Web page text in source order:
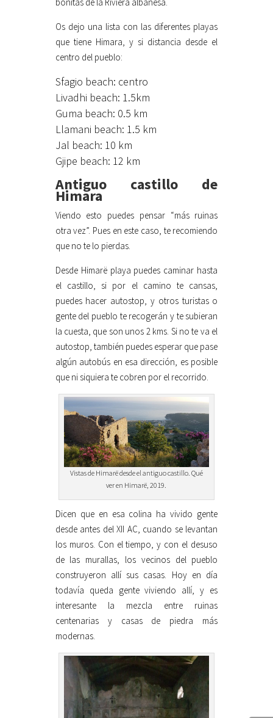
Os dejo una lista con las diferentes playas
que tiene Himara, y si distancia desde el
centro del pueblo:
Sfagio beach: centro
Livadhi beach: 1.5km
Guma beach: 0.5 km
Llamani beach: 1.5 km
Jal beach: 10 km
Gjipe beach: 12 km
Antiguo castillo de
Himara
Viendo esto puedes pensar “más ruinas
otra vez”. Pues en este caso, te recomiendo
que no te lo pierdas.
Desde Himarë playa puedes caminar hasta
el castillo, si por el camino te cansas,
puedes hacer autostop, y otros turistas o
gente del pueblo te recogerán y te subieran
la cuesta, que son unos 2 kms. Si no te va el
autostop, también puedes esperar que pase
algún autobús en esa dirección, es posible
que ni siquiera te cobren por el recorrido.
Vistas de Himarë desde el antiguo castillo. Qué
ver en Himarë, 2019.
Dicen que en esa colina ha vivido gente
desde antes del XII AC, cuando se levantan
los muros. Con el tiempo, y con el desuso
de las murallas, los vecinos del pueblo
construyeron allí sus casas. Hoy en día
todavía queda gente viviendo allí, y es
interesante la mezcla entre ruinas
centenarias y casas de piedra más
modernas.